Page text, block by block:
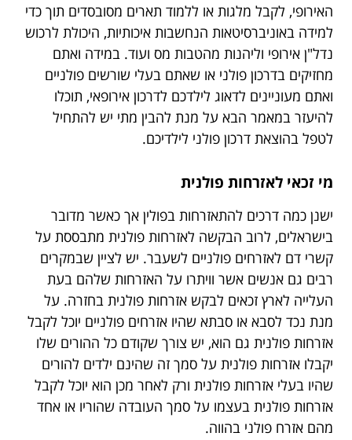
האירופי, לקבל מלגות או ללמוד תארים מסובסדים תוך כדי
למידה באוניברסיטאות הנחשבות איכותיות, היכולת לרכוש
נדל"ן אירופי וליהנות מהטבות מס ועוד. במידה ואתם
מחזיקים בדרכון פולני או שאתם בעלי שורשים פולניים
ואתם מעוניינים לדאוג לילדכם לדרכון אירופאי, תוכלו
להיעזר במאמר הבא על מנת להבין מתי יש להתחיל
לטפל בהוצאת דרכון פולני לילדיכם.
מי זכאי לאזרחות פולנית
ישנן כמה דרכים להתאזרחות בפולין אך כאשר מדובר
בישראלים, לרוב הבקשה לאזרחות פולנית מתבססת על
קשרי דם לאזרחים פולניים לשעבר. יש לציין שבמקרים
רבים גם אנשים אשר וויתרו על האזרחות שלהם בעת
העלייה לארץ זכאים לבקש אזרחות פולנית בחזרה. על
מנת נכד לסבא או סבתא שהיו אזרחים פולניים יוכל לקבל
אזרחות פולנית גם הוא, יש צורך שקודם כל ההורים שלו
יקבלו אזרחות פולנית על סמך זה שהינם ילדים להורים
שהיו בעלי אזרחות פולנית ורק לאחר מכן הוא יוכל לקבל
אזרחות פולנית בעצמו על סמך העובדה שהוריו או אחד
מהם אזרח פולני בהווה.